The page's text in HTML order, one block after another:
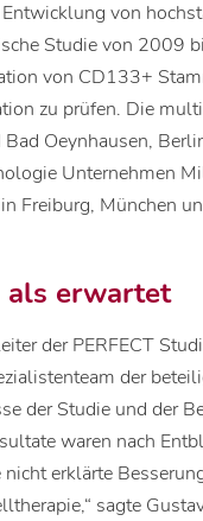
von
Studie von 2009
von CD133+
zu prüfen. Die
Oeynhausen,
Unternehmen
Freiburg, München
als erwartet
der PERFECT
der
der Studie und der
waren nach
erklärte
sagte